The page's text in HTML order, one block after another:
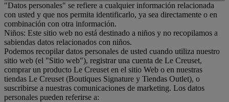
"Datos personales" se refiere a cualquier información relacionada
con usted y que nos permita identificarlo, ya sea directamente o en
combinación con otra información.
Niños: Este sitio web no está destinado a niños y no recopilamos a
sabiendas datos relacionados con niños.
Podemos recopilar datos personales de usted cuando utiliza nuestro
sitio web (el "Sitio web"), registrar una cuenta de Le Creuset,
comprar un producto Le Creuset en el sitio Web o en nuestras
tiendas Le Creuset (Boutiques Signature y Tiendas Outlet), o
suscribirse a nuestras comunicaciones de marketing. Los datos
personales pueden referirse a: